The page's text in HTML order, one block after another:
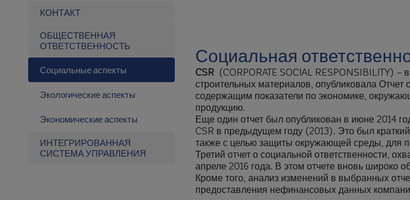
КОНТАКТ
ОБЩЕСТВЕННАЯ
ОТВЕТСТВЕННОСТЬ
Социальные аспекты
Экологические аспекты
Экономические аспекты
ИНТЕГРИРОВАННАЯ
СИСТЕМА УПРАВЛЕНИЯ
Социальная
CSR(CORPORATE SOCIAL RESPONSIBILITY) –
строительных материалов, опубликовала Отчет
содержащим показатели по экономике,
продукцию.
Еще один отчет был опубликован в июне 2014
CSR в предыдущем году (2013). Это был
также с целью защиты окружающей среды, для
Третий отчет о социальной ответственности,
апреле 2016 года. В этом отчете вновь широко
Кроме того, анализ изменений в выбранных
предоставления нефинансовых данных